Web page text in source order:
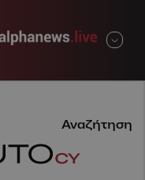
Αναζήτηση